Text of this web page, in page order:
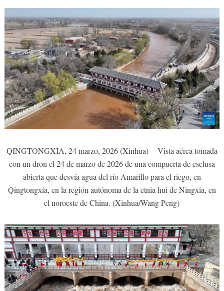
QINGTONGXIA, 24 marzo, 2026 (Xinhua) -- Vista aérea tomada
con un dron el 24 de marzo de 2026 de una compuerta de esclusa
abierta que desvía agua del río Amarillo para el riego, en
Qingtongxia, en la región autónoma de la etnia hui de Ningxia, en
el noroeste de China. (Xinhua/Wang Peng)